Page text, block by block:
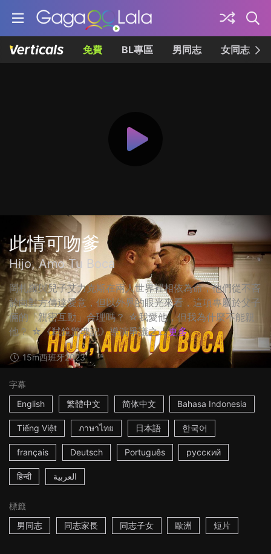
免費 BL專區 男同志 女同志
此情可吻爹
Hijo, Amo Tu Boca
岡札羅與兒子艾力克斯在兩人世界裡相依為命，他們從不吝
於向對方傳達愛意，但以外界的眼光來看，這項專屬於父子
倆的「親密互動」合理嗎？ ☆我愛他，但我為什麼不能親
他？ ☆《弒鏡驚魂記》導演爭議之... 更多
15m西班牙2023
字幕
English
繁體中文 简体中文 Bahasa Indonesia
Tiếng Việt ภาษาไทย 日本語 한국어
français Deutsch Português русский
हिन्दी العربية
標籤
男同志
同志家長 同志子女 歐洲 短片